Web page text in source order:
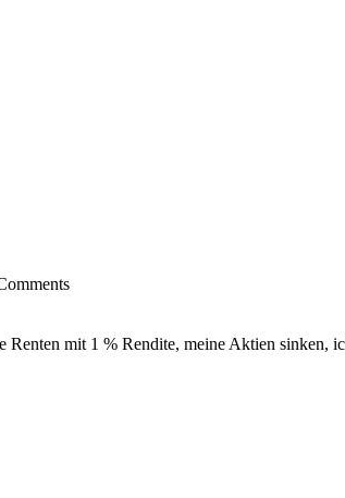
Renten mit 1 % Rendite, meine Aktien